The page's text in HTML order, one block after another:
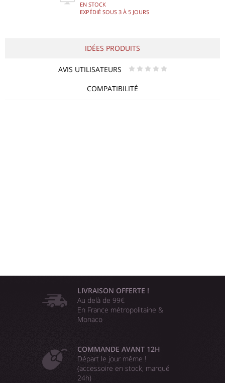
EN STOCK
EXPÉDIÉ SOUS 3 À 5 JOURS
IDÉES PRODUITS
AVIS UTILISATEURS * * * * *
COMPATIBILITÉ
LIVRAISON OFFERTE !
Au delà de 99€
En France métropolitaine &
Monaco
COMMANDE AVANT 12H
Départ le jour même !
(accessoire en stock, marqué
24h)